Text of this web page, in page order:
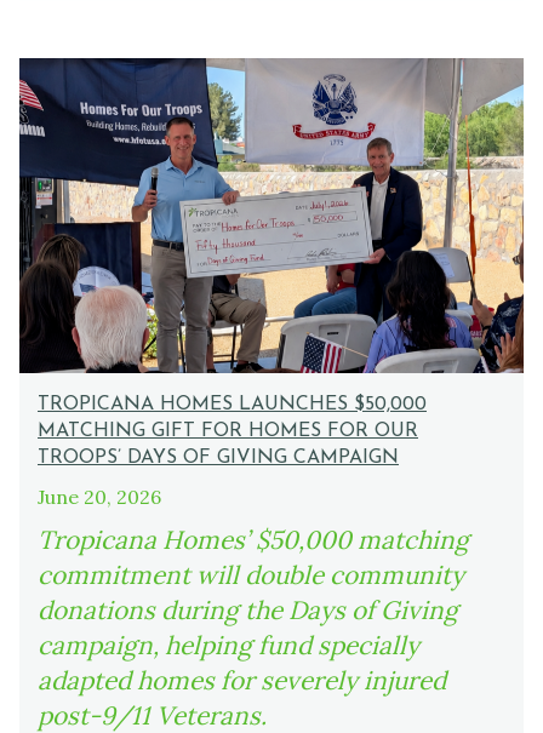
TROPICANA HOMES LAUNCHES $50,000
MATCHING GIFT FOR HOMES FOR OUR
TROOPS’ DAYS OF GIVING CAMPAIGN
June 20, 2026
Tropicana Homes’ $50,000 matching
commitment will double community
donations during the Days of Giving
campaign, helping fund specially
adapted homes for severely injured
post-9/11 Veterans.